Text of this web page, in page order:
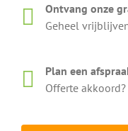
Ontvang onze
Geheel
Plan een
Offerte